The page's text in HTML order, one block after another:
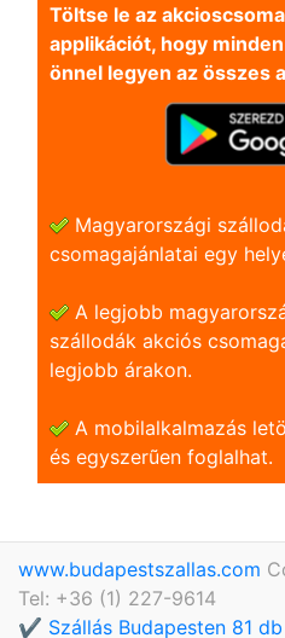
Töltse le az
applikációt, hogy
önnel legyen az összes
Magyarországi
csomagajánlatai egy
A legjobb
szállodák akciós
legjobb árakon.
A mobilalkalmazás
és egyszerũen foglalhat.
www.budapestszallas.com
Tel: +36 (1) 227-9614
✔️ Szállás Budapesten 81